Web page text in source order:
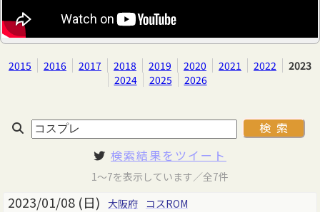
2015 2016 2017 2018 2019 2020 2021 2022
2023
2024
2025 2026
検索結果をツイート
1～7を表示しています／全7件
2023/01/08 (日) 大阪府 コスROM